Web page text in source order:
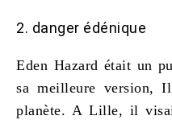
2. danger édénique
Eden Hazard était un
sa meilleure version,
planète. A Lille, il